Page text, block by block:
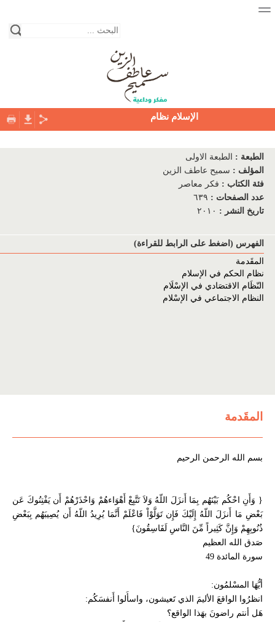
الصفحة الرئيسية
نبذة عن حياة الكاتب
المكتبة
فئات الكتب
دور النشر
التواصل معنا
الإسلام نظام
الطبعة :
الطبعة الاولى
المؤلف : سميح عاطف الزين
فئة الكتاب : فكر معاصر
عدد الصفحات : ٦٣٩
تاريخ النشر : ٢٠١٠
الفهرس (اضغط على الرابط للقراءة)
المقَدمة
نظام الحكم في الإسلام
النّظَام الاقتصَادي في الإسْلَام
النظام الاجتماعي في الإسْلام
المقَدمة
بسم الله الرحمن الرحيم
{ وَأَنِ احْكُم بَيْنَهُم بِمَا أَنزَلَ اللّهُ وَلاَ تَتَّبِعْ أَهْوَاءهُمْ وَاحْذَرْهُمْ أَن يَفْتِنُوكَ عَن
بَعْضِ مَا أَنزَلَ اللّهُ إِلَيْكَ فَإِن تَوَلَّوْاْ فَاعْلَمْ أَنَّمَا يُرِيدُ اللّهُ أَن يُصِيبَهُم بِبَعْضِ
ذُنُوبِهِمْ وَإِنَّ كَثِيراً مِّنَ النَّاسِ لَفَاسِقُونَ}
صَدق الله العظيم
سورة المائدة 49
أيُّهَا المسْلمُون:
انظرُوا الواقعَ الأليمَ الذي تَعيشون، واسأَلوا أَنفسَكُم:
هَل أنتم راضونَ بهَذا الواقع؟